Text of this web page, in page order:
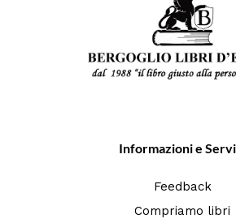
Informazioni e
Feedback
Compriamo libri